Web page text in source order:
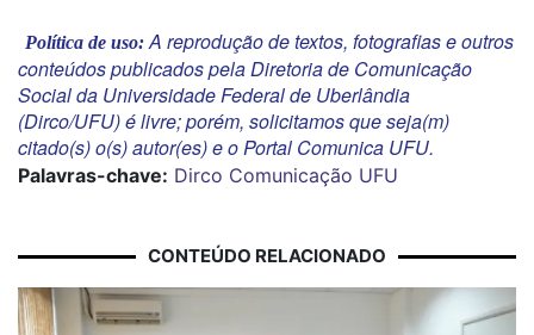
Política de uso:A reprodução de textos, fotografias e outros
conteúdos publicados pela Diretoria de Comunicação
Social da Universidade Federal de Uberlândia
(Dirco/UFU) é livre; porém, solicitamos que seja(m)
citado(s) o(s) autor(es) e o Portal Comunica UFU.
Palavras-chave: Dirco Comunicação UFU
CONTEÚDO RELACIONADO